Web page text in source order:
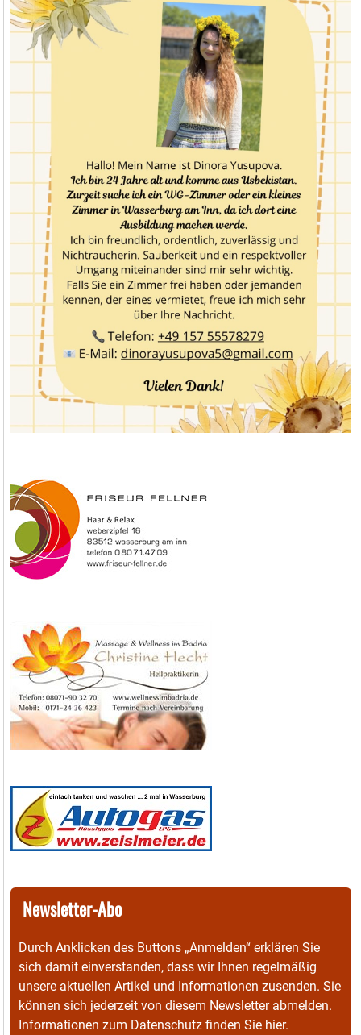
Newsletter-Abo
Durch Anklicken des Buttons „Anmelden“ erklären Sie
sich damit einverstanden, dass wir Ihnen regelmäßig
unsere aktuellen Artikel und Informationen zusenden. Sie
können sich jederzeit von diesem Newsletter abmelden.
Informationen zum Datenschutz finden Sie hier.